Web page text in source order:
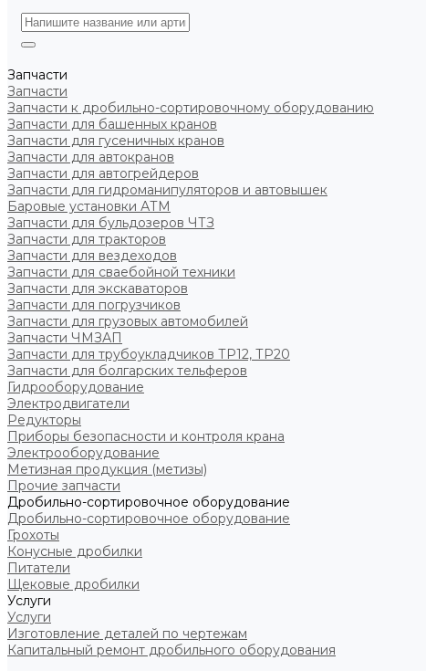
Запчасти
Запчасти
Запчасти к дробильно-сортировочному оборудованию
Запчасти для башенных кранов
Запчасти для гусеничных кранов
Запчасти для автокранов
Запчасти для автогрейдеров
Запчасти для гидроманипуляторов и автовышек
Баровые установки АТМ
Запчасти для бульдозеров ЧТЗ
Запчасти для тракторов
Запчасти для вездеходов
Запчасти для сваебойной техники
Запчасти для экскаваторов
Запчасти для погрузчиков
Запчасти для грузовых автомобилей
Запчасти ЧМЗАП
Запчасти для трубоукладчиков ТР12, ТР20
Запчасти для болгарских тельферов
Гидрооборудование
Электродвигатели
Редукторы
Приборы безопасности и контроля крана
Электрооборудование
Метизная продукция (метизы)
Прочие запчасти
Дробильно-сортировочное оборудование
Дробильно-сортировочное оборудование
Грохоты
Конусные дробилки
Питатели
Щековые дробилки
Услуги
Услуги
Изготовление деталей по чертежам
Капитальный ремонт дробильного оборудования